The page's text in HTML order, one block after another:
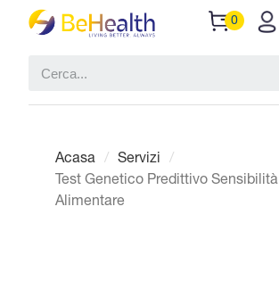
Acasa
Servizi
Test Genetico Predittivo Sensibilità
Alimentare